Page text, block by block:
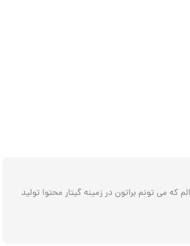
مهر 1367 اهل خطه سرسبز گیلان . از سال 79 وارد عرصه موسیقی شدم خوشحالم که می تونم براتون در زمینه گیتار محتوا تولید